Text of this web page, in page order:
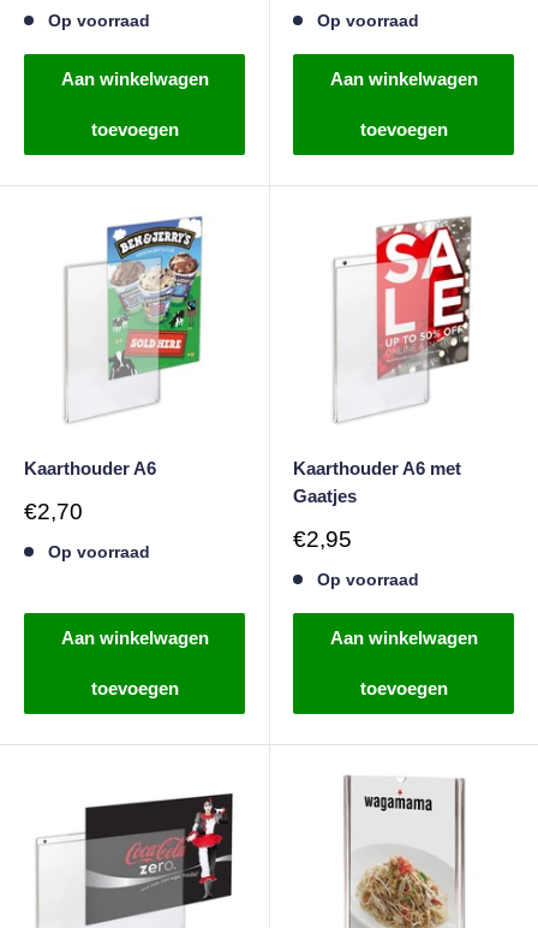
Op voorraad
Aan winkelwagen
toevoegen
Op voorraad
Aan winkelwagen
toevoegen
Kaarthouder A6
Verkoopprijs
€2,70
Op voorraad
Aan winkelwagen
toevoegen
Kaarthouder A6 met
Gaatjes
Verkoopprijs
€2,95
Op voorraad
Aan winkelwagen
toevoegen